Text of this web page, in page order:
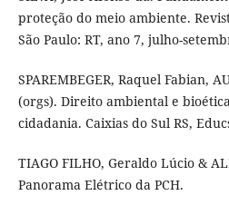
proteção do meio ambiente.
São Paulo: RT, ano 7, julho-
SPAREMBEGER, Raquel Fabian,
(orgs). Direito ambiental e
cidadania. Caixias do Sul RS,
TIAGO FILHO, Geraldo Lúcio &
Panorama Elétrico da PCH.